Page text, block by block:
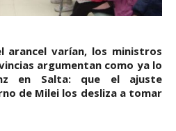
arancel varían, los ministros
argumentan como ya lo
en Salta: que el ajuste
de Milei los desliza a tomar